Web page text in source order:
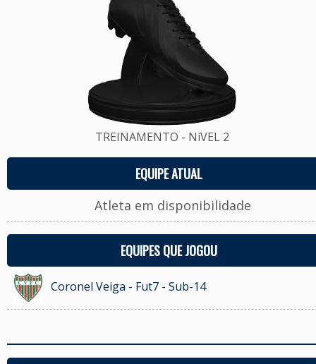
TREINAMENTO - NíVEL 2
EQUIPE ATUAL
Atleta em disponibilidade
EQUIPES QUE JOGOU
Coronel Veiga - Fut7 - Sub-14